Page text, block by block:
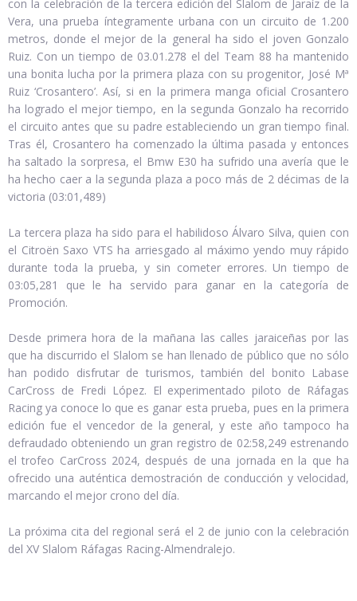
con la celebración de la tercera edición del Slalom de Jaraíz de la
Vera, una prueba íntegramente urbana con un circuito de 1.200
metros, donde el mejor de la general ha sido el joven Gonzalo
Ruiz. Con un tiempo de 03.01.278 el del Team 88 ha mantenido
una bonita lucha por la primera plaza con su progenitor, José Mª
Ruiz ‘Crosantero’. Así, si en la primera manga oficial Crosantero
ha logrado el mejor tiempo, en la segunda Gonzalo ha recorrido
el circuito antes que su padre estableciendo un gran tiempo final.
Tras él, Crosantero ha comenzado la última pasada y entonces
ha saltado la sorpresa, el Bmw E30 ha sufrido una avería que le
ha hecho caer a la segunda plaza a poco más de 2 décimas de la
victoria (03:01,489)
La tercera plaza ha sido para el habilidoso Álvaro Silva, quien con
el Citroën Saxo VTS ha arriesgado al máximo yendo muy rápido
durante toda la prueba, y sin cometer errores. Un tiempo de
03:05,281 que le ha servido para ganar en la categoría de
Promoción.
Desde primera hora de la mañana las calles jaraiceñas por las
que ha discurrido el Slalom se han llenado de público que no sólo
han podido disfrutar de turismos, también del bonito Labase
CarCross de Fredi López. El experimentado piloto de Ráfagas
Racing ya conoce lo que es ganar esta prueba, pues en la primera
edición fue el vencedor de la general, y este año tampoco ha
defraudado obteniendo un gran registro de 02:58,249 estrenando
el trofeo CarCross 2024, después de una jornada en la que ha
ofrecido una auténtica demostración de conducción y velocidad,
marcando el mejor crono del día.
La próxima cita del regional será el 2 de junio con la celebración
del XV Slalom Ráfagas Racing-Almendralejo.